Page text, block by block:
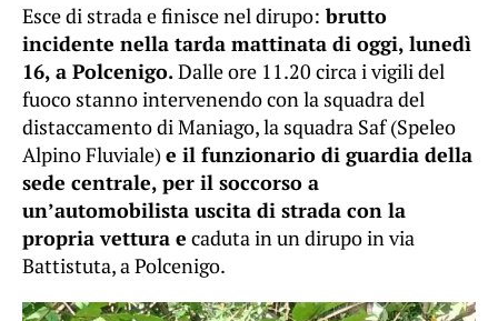
Esce di strada e finisce nel dirupo: brutto
incidente nella tarda mattinata di oggi, lunedì
16, a Polcenigo.Dalle ore 11.20 circa i vigili del
fuoco stanno intervenendo con la squadra del
distaccamento di Maniago, la squadra Saf (Speleo
Alpino Fluviale) e il funzionario di guardia della
sede centrale, per il soccorso a
un’automobilista uscita di strada con la
propria vettura e caduta in un dirupo in via
Battistuta, a Polcenigo.